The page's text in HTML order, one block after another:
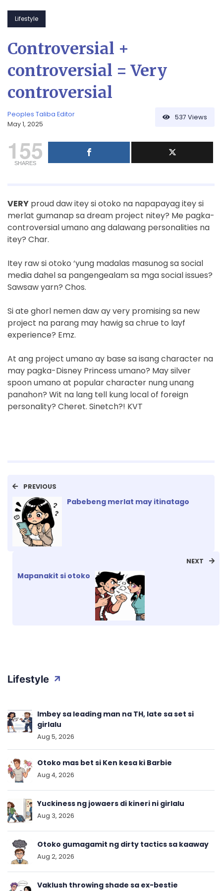
Lifestyle
Controversial +
controversial = Very
controversial
Peoples Taliba Editor
May 1, 2025
537 Views
155
SHARES
VERY proud daw itey si otoko na napapayag itey si
merlat gumanap sa dream project nitey? Me pagka-
controversial umano ang dalawang personalities na
itey? Char.
Itey raw si otoko ‘yung madalas masunog sa social
media dahel sa pangengealam sa mga social issues?
Sawsaw yarn? Chos.
Si ate ghorl nemen daw ay very promising sa new
project na parang may hawig sa chrue to layf
experience? Emz.
At ang project umano ay base sa isang character na
may pagka-Disney Princess umano? May silver
spoon umano at popular character nung unang
panahon? Wit na lang tell kung local of foreign
personality? Cheret. Sinetch?! KVT
PREVIOUS
Pabebeng merlat may itinatago
NEXT
Mapanakit si otoko
Lifestyle
Imbey sa leading man na TH, late sa set si
girlalu
Aug 5, 2026
Otoko mas bet si Ken kesa ki Barbie
Aug 4, 2026
Yuckiness ng jowaers di kineri ni girlalu
Aug 3, 2026
Otoko gumagamit ng dirty tactics sa kaaway
Aug 2, 2026
Vaklush throwing shade sa ex-bestie